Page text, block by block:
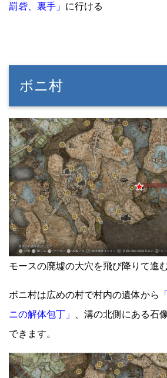
罰砦、裏手」 に行ける
ボニ村
モースの廃墟の大穴を飛び降りて進
ボニ村は広めの村で村内の遺体から
ニの解体包丁」
、溝の北側にある石
できます。